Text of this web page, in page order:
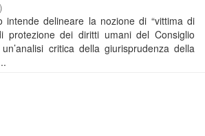
)
intende delineare la nozione di “vittima di
protezione dei diritti umani del Consiglio
critica della giurisprudenza della